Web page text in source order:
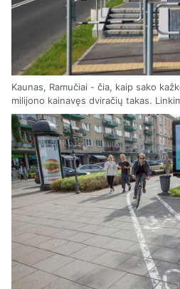
Kaunas, Ramučiai - čia, kaip sako
milijono kainavęs dviračių takas.